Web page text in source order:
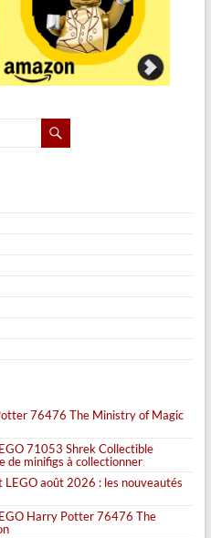
76476 The Ministry of Magic
71053 Shrek Collectible
de minifigs à collectionner
LEGO août 2026 : les nouveautés
Harry Potter 76476 The